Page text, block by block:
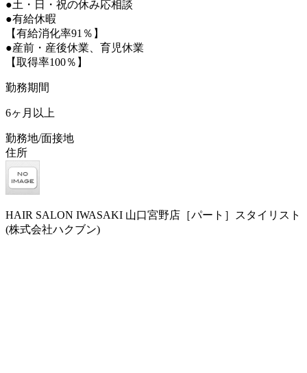
●土・日・祝の休み応相談
●有給休暇
【有給消化率91％】
●産前・産後休業、育児休業
【取得率100％】
勤務期間
6ヶ月以上
勤務地/面接地
住所
HAIR SALON IWASAKI 山口宮野店［パート］スタイリスト
(株式会社ハクブン)